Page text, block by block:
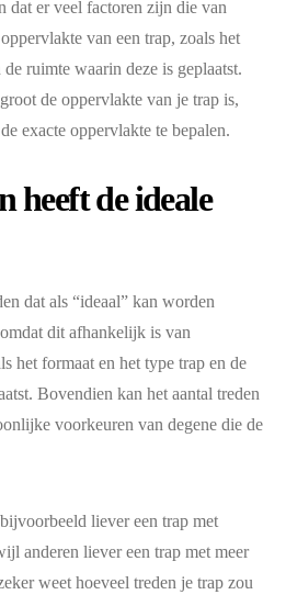
dat er veel factoren zijn die van
van een trap, zoals het
ruimte waarin deze is geplaatst.
de oppervlakte van je trap is,
exacte oppervlakte te bepalen.
heeft de ideale
dat als “ideaal” kan worden
dit afhankelijk is van
het formaat en het type trap en de
Bovendien kan het aantal treden
voorkeuren van degene die de
liever een trap met
anderen liever een trap met meer
weet hoeveel treden je trap zou